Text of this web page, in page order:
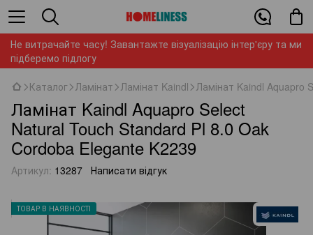
Не витрачайте часу! Завантажте візуалізацію інтер'єру та ми
підберемо підлогу
Каталог Ламінат Ламінат Kaindl Ламінат Kaindl Aquapro
Ламінат Kaindl Aquapro Select
Natural Touch Standard Pl 8.0 Oak
Cordoba Elegante K2239
Артикул: 13287 Написати відгук
ТОВАР В НАЯВНОСТІ